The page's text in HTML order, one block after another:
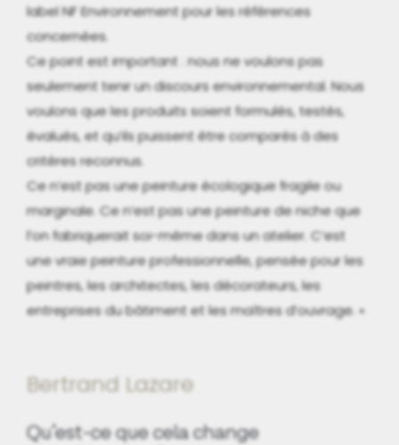
label NF Environnement pour les références
concernées.
Ce point est important : nous ne voulons pas
seulement tenir un discours environnemental. Nous
voulons que les produits soient formulés, testés,
évalués, et qu’ils puissent être comparés à des
critères reconnus.
Ce n’est pas une peinture écologique fragile ou
marginale. Ce n’est pas une peinture de niche que
l’on fabriquerait soi-même dans un atelier. C’est
une vraie peinture professionnelle, pensée pour les
peintres, les architectes, les décorateurs, les
entreprises du bâtiment et les maîtres d’ouvrage. »
Bertrand Lazare
Qu’est-ce que cela change